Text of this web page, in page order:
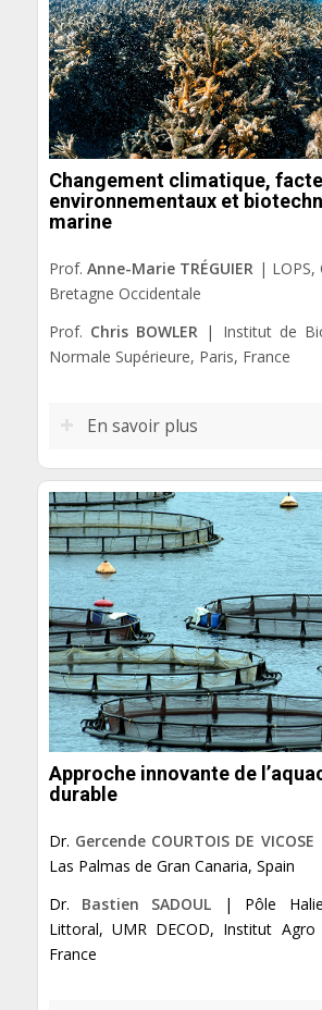
Changement climatique,
environnementaux et
marine
Prof. Anne-Marie TRÉGUIER | LOPS,
Bretagne Occidentale
Prof. Chris BOWLER | Institut de
Normale Supérieure, Paris, France
En savoir plus
Approche innovante de
durable
Dr. Gercende COURTOIS DE VICOSE
Las Palmas de Gran Canaria, Spain
Dr. Bastien SADOUL | Pôle
Littoral, UMR DECOD, Institut Agro
France